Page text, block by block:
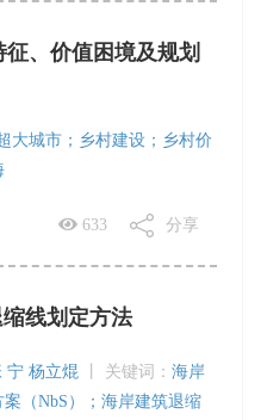
、价值困境及规划
大城市；乡村建设；乡村价
633 分享
线划定方法
宁 杨立焜 关键词： 海岸
（NbS）；海岸建筑退缩